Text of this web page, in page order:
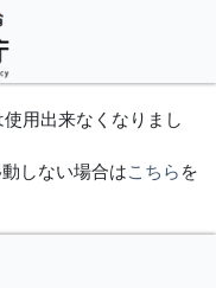
用出来なくなりまし
しない場合はこちら を